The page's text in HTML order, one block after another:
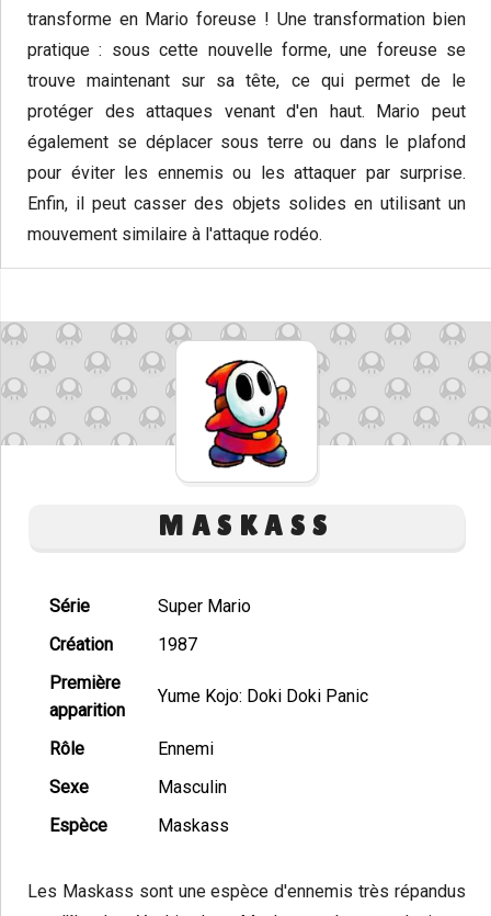
transforme en Mario foreuse ! Une transformation bien
pratique : sous cette nouvelle forme, une foreuse se
trouve maintenant sur sa tête, ce qui permet de le
protéger des attaques venant d'en haut. Mario peut
également se déplacer sous terre ou dans le plafond
pour éviter les ennemis ou les attaquer par surprise.
Enfin, il peut casser des objets solides en utilisant un
mouvement similaire à l'attaque rodéo.
MASKASS
Série
Super Mario
Création
1987
Première
apparition
Yume Kojo: Doki Doki Panic
Rôle
Ennemi
Sexe
Masculin
Espèce
Maskass
Les Maskass sont une espèce d'ennemis très répandus